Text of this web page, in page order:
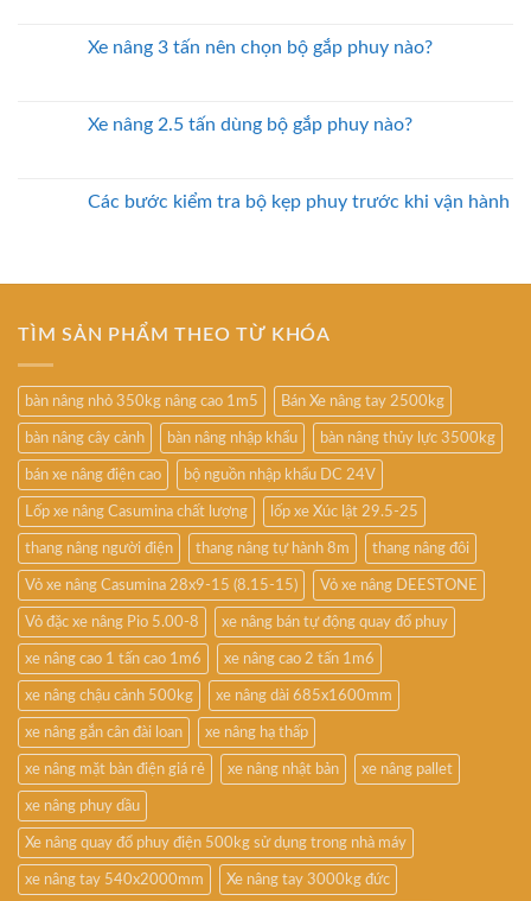
Xe nâng 3 tấn nên chọn bộ gắp phuy nào?
Xe nâng 2.5 tấn dùng bộ gắp phuy nào?
Các bước kiểm tra bộ kẹp phuy trước khi vận hành
TÌM SẢN PHẨM THEO TỪ KHÓA
bàn nâng nhỏ 350kg nâng cao 1m5 Bán Xe nâng tay 2500kg
bàn nâng cây cảnh bàn nâng nhập khẩu bàn nâng thủy lực 3500kg
bán xe nâng điện cao bộ nguồn nhập khẩu DC 24V
Lốp xe nâng Casumina chất lượng lốp xe Xúc lật 29.5-25
thang nâng người điện thang nâng tự hành 8m thang nâng đôi
Vỏ xe nâng Casumina 28x9-15 (8.15-15) Vỏ xe nâng DEESTONE
Vỏ đặc xe nâng Pio 5.00-8 xe nâng bán tự động quay đổ phuy
xe nâng cao 1 tấn cao 1m6 xe nâng cao 2 tấn 1m6
xe nâng chậu cảnh 500kg xe nâng dài 685x1600mm
xe nâng gắn cân đài loan xe nâng hạ thấp
xe nâng mặt bàn điện giá rẻ xe nâng nhật bản xe nâng pallet
xe nâng phuy dầu
Xe nâng quay đổ phuy điện 500kg sử dụng trong nhà máy
xe nâng tay 540x2000mm Xe nâng tay 3000kg đức